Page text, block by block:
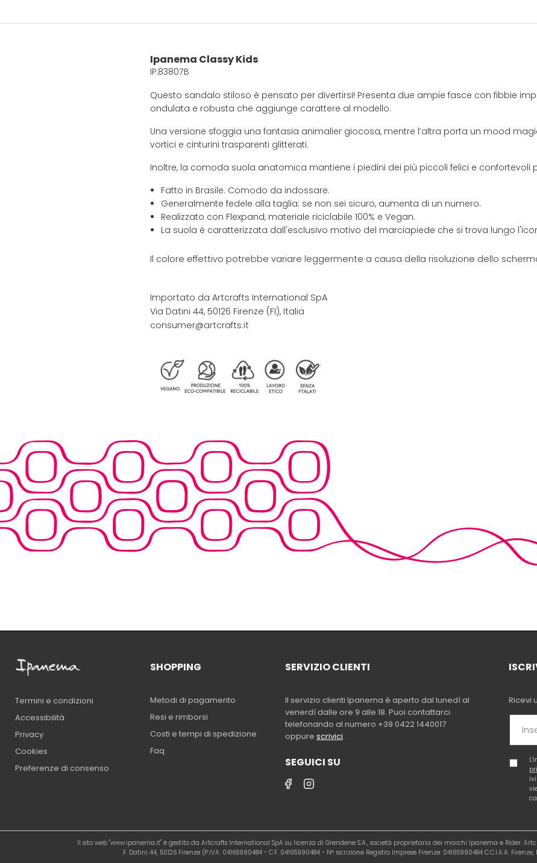
Ipanema Classy Kids
IP.83807B
Questo sandalo stiloso è pensato per divertirsi! Presenta due ampie fasce con fibbie
ondulata e robusta che aggiunge carattere al modello.
Una versione sfoggia una fantasia animalier giocosa, mentre l’altra porta un mood
vortici e cinturini trasparenti glitterati.
Inoltre, la comoda suola anatomica mantiene i piedini dei più piccoli felici e confortevoli
Fatto in Brasile. Comodo da indossare.
Generalmente fedele alla taglia: se non sei sicuro, aumenta di un numero.
Realizzato con Flexpand, materiale riciclabile 100% e Vegan.
La suola è caratterizzata dall'esclusivo motivo del marciapiede che si trova lungo
Il colore effettivo potrebbe variare leggermente a causa della risoluzione dello
Importato da Artcrafts International SpA
Via Datini 44, 50126 Firenze (FI), Italia
consumer@artcrafts.it
Termini e condizioni
Accessibilità
Privacy
Cookies
Preferenze di consenso
SHOPPING
Metodi di pagamento
Resi e rimborsi
Costi e tempi di spedizione
Faq
SERVIZIO CLIENTI
Il servizio clienti Ipanema è aperto dal lunedì al
venerdì dalle ore 9 alle 18. Puoi contattarci
telefonando al numero +39 0422 1440017
oppure scrivici.
SEGUICI SU
Ricevi
Il sito web "www.ipanema.it" è gestito da Artcrafts International SpA su licenza di Grendene S.A., società proprietaria dei marchi Ipanema e Rider.
F. Datini 44, 50126 Firenze (P.IVA: 04165990484 - C.F. 04165990484 - N° iscrizione Registro Imprese Firenze: 04165990484 C.C.I.A.A.